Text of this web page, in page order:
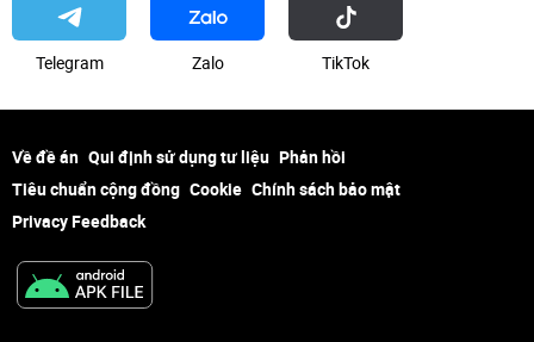
Telegram Zalo ТikТоk
Về đề án Qui định sử dụng tư liệu Phản hồi
Tiêu chuẩn cộng đồng Cookie Chính sách bảo mật
Privacy Feedback